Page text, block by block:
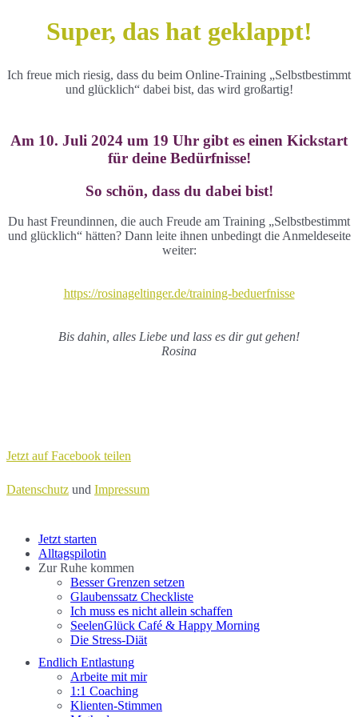
Super, das hat geklappt!
Ich freue mich riesig, dass du beim Online-Training „Selbstbestimmt
und glücklich“ dabei bist, das wird großartig!
Am 10. Juli 2024 um 19 Uhr gibt es einen Kickstart
für deine Bedürfnisse!
So schön, dass du dabei bist!
Du hast Freundinnen, die auch Freude am Training „Selbstbestimmt
und glücklich“ hätten? Dann leite ihnen unbedingt die Anmeldeseite
weiter:
https://rosinageltinger.de/training-beduerfnisse
Bis dahin, alles Liebe und lass es dir gut gehen!
Rosina
Jetzt auf Facebook teilen
Datenschutz und Impressum
Close
Menu
Jetzt starten
Alltagspilotin
Zur Ruhe kommen
Besser Grenzen setzen
Glaubenssatz Checkliste
Ich muss es nicht allein schaffen
SeelenGlück Café & Happy Morning
Die Stress-Diät
Endlich Entlastung
Arbeite mit mir
1:1 Coaching
Klienten-Stimmen